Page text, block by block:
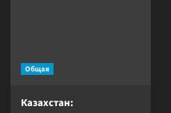
Общая
Казахстан: